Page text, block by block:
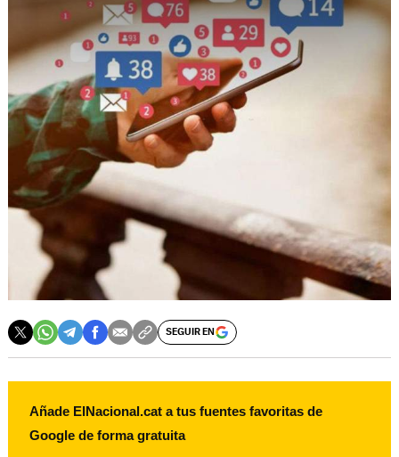
SEGUIR EN
Añade ElNacional.cat a tus fuentes favoritas de
Google de forma gratuita